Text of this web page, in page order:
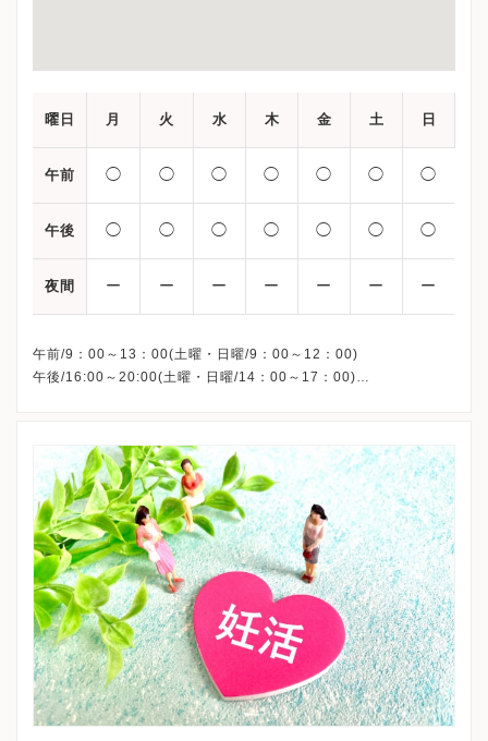
曜日 月 火 水 木 金 土 日
午前 ◯ ◯ ◯ ◯ ◯ ◯ ◯
午後 ◯ ◯ ◯ ◯ ◯ ◯ ◯
夜間 ー ー ー ー ー ー ー
午前/9：00～13：00(土曜・日曜/9：00～12：00)
午後/16:00～20:00(土曜・日曜/14：00～17：00)